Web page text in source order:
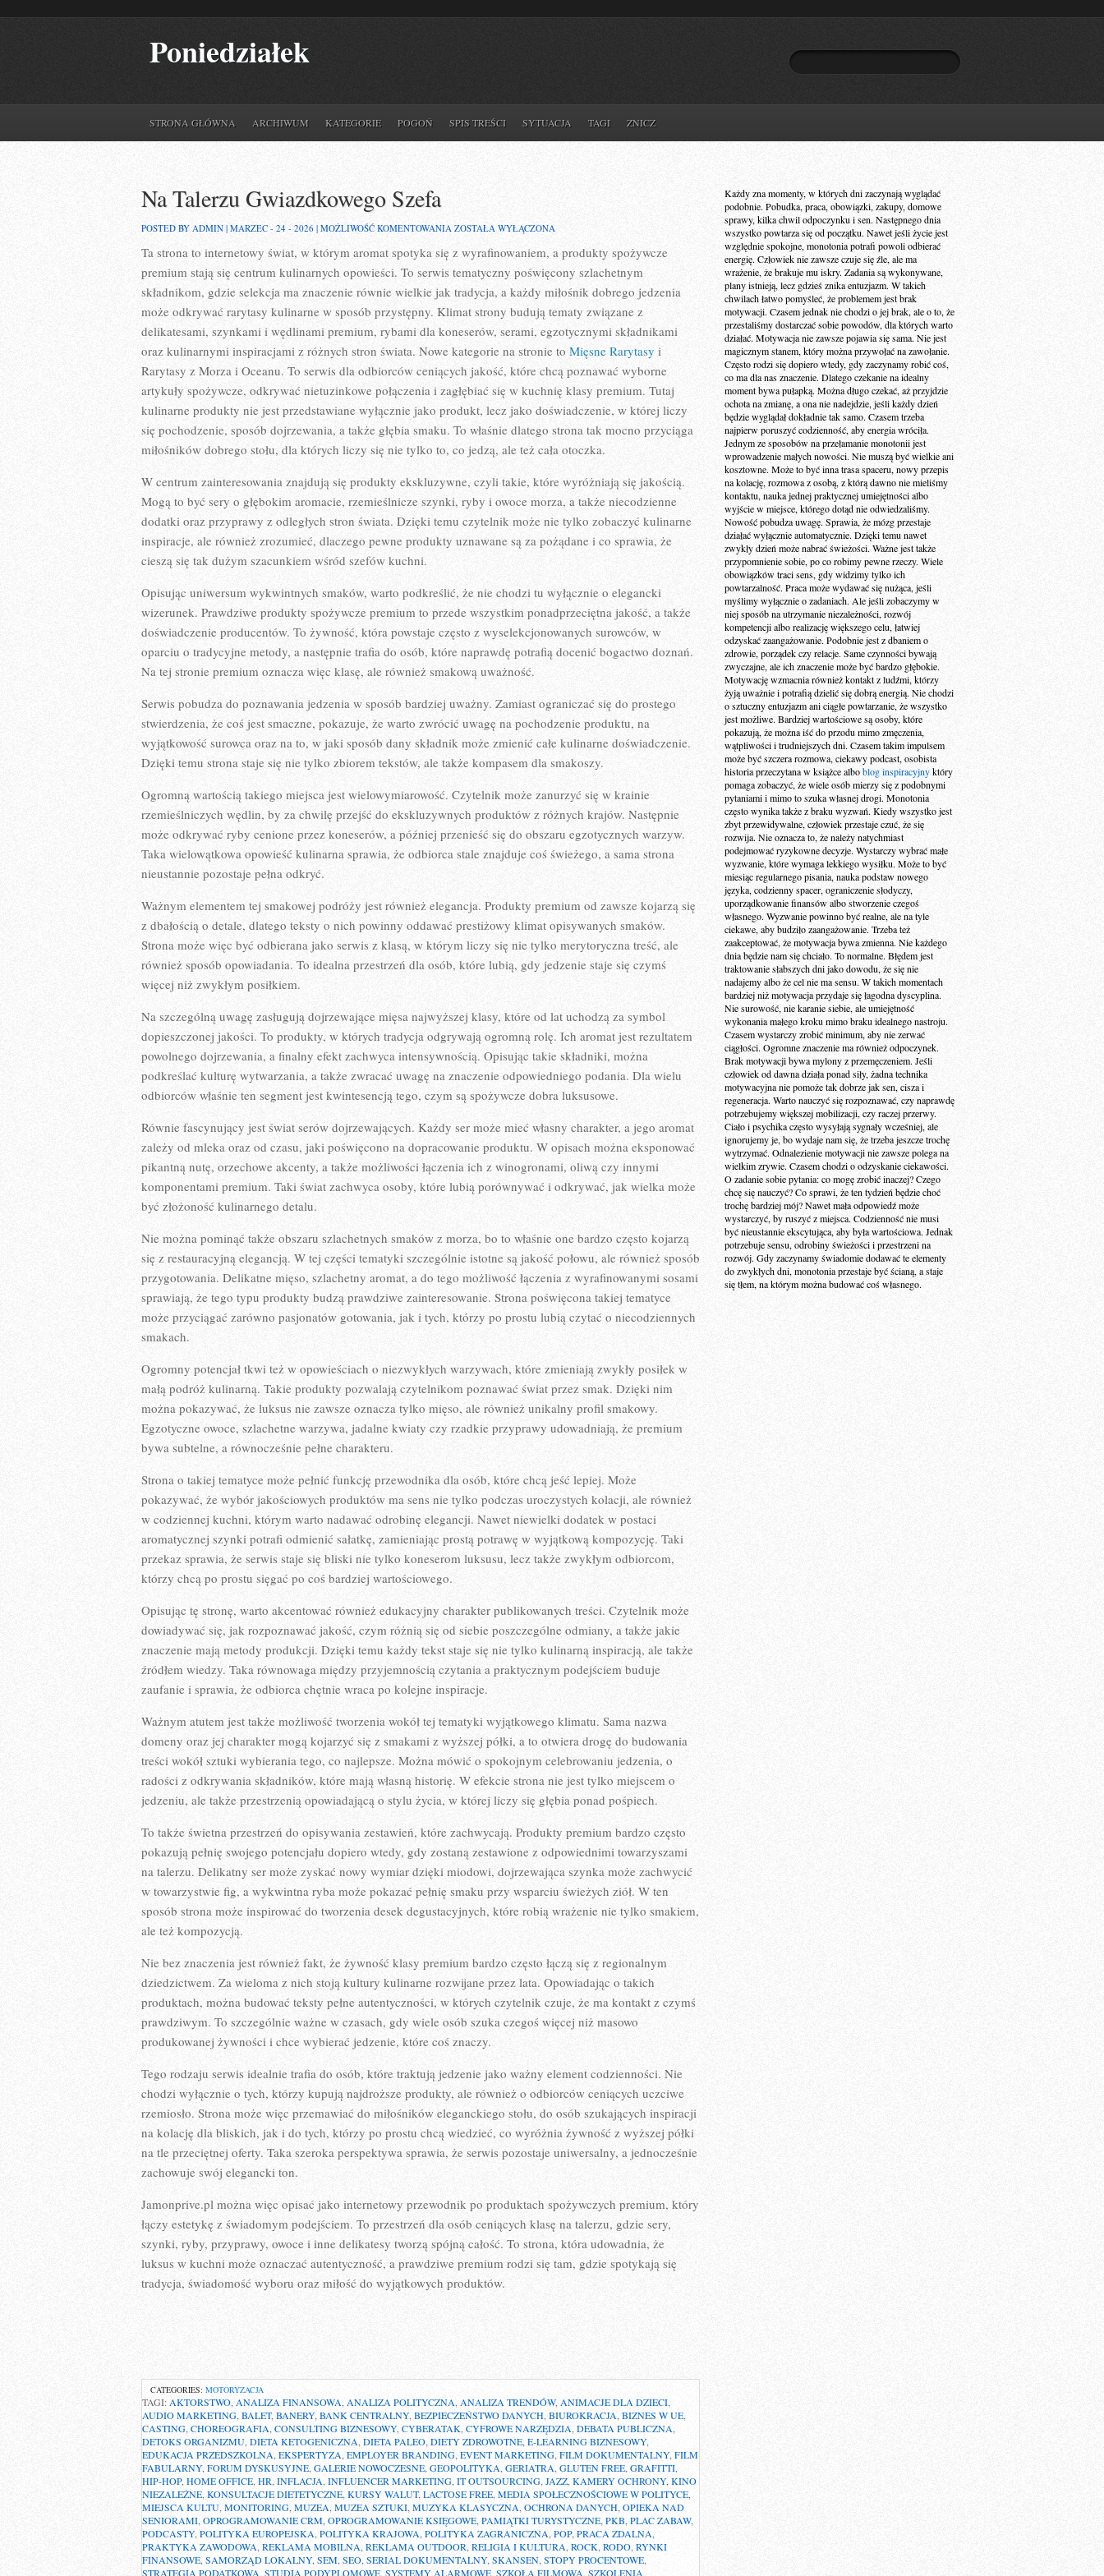
Poniedziałek
STRONA GŁÓWNA ARCHIWUM KATEGORIE POGOŃ SPIS TREŚCI SYTUACJA TAGI ZNICZ
Na Talerzu Gwiazdkowego Szefa
POSTED BY ADMIN | MARZEC - 24 - 2026 | MOŻLIWOŚĆ KOMENTOWANIA NA
GWIAZDKOWEGO
SZEFA
ZOSTAŁA WYŁĄCZONA
Ta strona to internetowy świat, w którym aromat spotyka się z wyrafinowaniem, a produkty spożywcze
premium stają się centrum kulinarnych opowieści. To serwis tematyczny poświęcony szlachetnym
składnikom, gdzie selekcja ma znaczenie równie wielkie jak tradycja, a każdy miłośnik dobrego jedzenia
może odkrywać rarytasy kulinarne w sposób przystępny. Klimat strony budują tematy związane z
delikatesami, szynkami i wędlinami premium, rybami dla koneserów, serami, egzotycznymi składnikami
oraz kulinarnymi inspiracjami z różnych stron świata. Nowe kategorie na stronie to Mięsne Rarytasy i
Rarytasy z Morza i Oceanu. To serwis dla odbiorców ceniących jakość, które chcą poznawać wyborne
artykuły spożywcze, odkrywać nietuzinkowe połączenia i zagłębiać się w kuchnię klasy premium. Tutaj
kulinarne produkty nie jest przedstawiane wyłącznie jako produkt, lecz jako doświadczenie, w której liczy
się pochodzenie, sposób dojrzewania, a także głębia smaku. To właśnie dlatego strona tak mocno przyciąga
miłośników dobrego stołu, dla których liczy się nie tylko to, co jedzą, ale też cała otoczka.
W centrum zainteresowania znajdują się produkty ekskluzywne, czyli takie, które wyróżniają się jakością.
Mogą to być sery o głębokim aromacie, rzemieślnicze szynki, ryby i owoce morza, a także niecodzienne
dodatki oraz przyprawy z odległych stron świata. Dzięki temu czytelnik może nie tylko zobaczyć kulinarne
inspiracje, ale również zrozumieć, dlaczego pewne produkty uznawane są za pożądane i co sprawia, że
cieszą się tak dużym szacunkiem wśród szefów kuchni.
Opisując uniwersum wykwintnych smaków, warto podkreślić, że nie chodzi tu wyłącznie o elegancki
wizerunek. Prawdziwe produkty spożywcze premium to przede wszystkim ponadprzeciętna jakość, a także
doświadczenie producentów. To żywność, która powstaje często z wyselekcjonowanych surowców, w
oparciu o tradycyjne metody, a następnie trafia do osób, które naprawdę potrafią docenić bogactwo doznań.
Na tej stronie premium oznacza więc klasę, ale również smakową uważność.
Serwis pobudza do poznawania jedzenia w sposób bardziej uważny. Zamiast ograniczać się do prostego
stwierdzenia, że coś jest smaczne, pokazuje, że warto zwrócić uwagę na pochodzenie produktu, na
wyjątkowość surowca oraz na to, w jaki sposób dany składnik może zmienić całe kulinarne doświadczenie.
Dzięki temu strona staje się nie tylko zbiorem tekstów, ale także kompasem dla smakoszy.
Ogromną wartością takiego miejsca jest wielowymiarowość. Czytelnik może zanurzyć się w krainie
rzemieślniczych wędlin, by za chwilę przejść do ekskluzywnych produktów z różnych krajów. Następnie
może odkrywać ryby cenione przez koneserów, a później przenieść się do obszaru egzotycznych warzyw.
Taka wielowątkowa opowieść kulinarna sprawia, że odbiorca stale znajduje coś świeżego, a sama strona
nieustannie pozostaje pełna odkryć.
Ważnym elementem tej smakowej podróży jest również elegancja. Produkty premium od zawsze kojarzą się
z dbałością o detale, dlatego teksty o nich powinny oddawać prestiżowy klimat opisywanych smaków.
Strona może więc być odbierana jako serwis z klasą, w którym liczy się nie tylko merytoryczna treść, ale
również sposób opowiadania. To idealna przestrzeń dla osób, które lubią, gdy jedzenie staje się czymś
więcej niż zwykłym posiłkiem.
Na szczególną uwagę zasługują dojrzewające mięsa najwyższej klasy, które od lat uchodzą za symbol
dopieszczonej jakości. To produkty, w których tradycja odgrywają ogromną rolę. Ich aromat jest rezultatem
powolnego dojrzewania, a finalny efekt zachwyca intensywnością. Opisując takie składniki, można
podkreślać kulturę wytwarzania, a także zwracać uwagę na znaczenie odpowiedniego podania. Dla wielu
odbiorców właśnie ten segment jest kwintesencją tego, czym są spożywcze dobra luksusowe.
Równie fascynujący jest świat serów dojrzewających. Każdy ser może mieć własny charakter, a jego aromat
zależy od mleka oraz od czasu, jaki poświęcono na dopracowanie produktu. W opisach można eksponować
pikantną nutę, orzechowe akcenty, a także możliwości łączenia ich z winogronami, oliwą czy innymi
komponentami premium. Taki świat zachwyca osoby, które lubią porównywać i odkrywać, jak wielka może
być złożoność kulinarnego detalu.
Nie można pominąć także obszaru szlachetnych smaków z morza, bo to właśnie one bardzo często kojarzą
się z restauracyjną elegancją. W tej części tematyki szczególnie istotne są jakość połowu, ale również sposób
przygotowania. Delikatne mięso, szlachetny aromat, a do tego możliwość łączenia z wyrafinowanymi sosami
sprawiają, że tego typu produkty budzą prawdziwe zainteresowanie. Strona poświęcona takiej tematyce
może przyciągać zarówno pasjonatów gotowania, jak i tych, którzy po prostu lubią czytać o niecodziennych
smakach.
Ogromny potencjał tkwi też w opowieściach o niezwykłych warzywach, które zmieniają zwykły posiłek w
małą podróż kulinarną. Takie produkty pozwalają czytelnikom poznawać świat przez smak. Dzięki nim
można pokazywać, że luksus nie zawsze oznacza tylko mięso, ale również unikalny profil smakowy.
Egzotyczne owoce, szlachetne warzywa, jadalne kwiaty czy rzadkie przyprawy udowadniają, że premium
bywa subtelne, a równocześnie pełne charakteru.
Strona o takiej tematyce może pełnić funkcję przewodnika dla osób, które chcą jeść lepiej. Może
pokazywać, że wybór jakościowych produktów ma sens nie tylko podczas uroczystych kolacji, ale również
w codziennej kuchni, którym warto nadawać odrobinę elegancji. Nawet niewielki dodatek w postaci
aromatycznej szynki potrafi odmienić sałatkę, zamieniając prostą potrawę w wyjątkową kompozycję. Taki
przekaz sprawia, że serwis staje się bliski nie tylko koneserom luksusu, lecz także zwykłym odbiorcom,
którzy chcą po prostu sięgać po coś bardziej wartościowego.
Opisując tę stronę, warto akcentować również edukacyjny charakter publikowanych treści. Czytelnik może
dowiadywać się, jak rozpoznawać jakość, czym różnią się od siebie poszczególne odmiany, a także jakie
znaczenie mają metody produkcji. Dzięki temu każdy tekst staje się nie tylko kulinarną inspiracją, ale także
źródłem wiedzy. Taka równowaga między przyjemnością czytania a praktycznym podejściem buduje
zaufanie i sprawia, że odbiorca chętnie wraca po kolejne inspiracje.
Ważnym atutem jest także możliwość tworzenia wokół tej tematyki wyjątkowego klimatu. Sama nazwa
domeny oraz jej charakter mogą kojarzyć się z smakami z wyższej półki, a to otwiera drogę do budowania
treści wokół sztuki wybierania tego, co najlepsze. Można mówić o spokojnym celebrowaniu jedzenia, o
radości z odkrywania składników, które mają własną historię. W efekcie strona nie jest tylko miejscem o
jedzeniu, ale także przestrzenią opowiadającą o stylu życia, w której liczy się głębia ponad pośpiech.
To także świetna przestrzeń do opisywania zestawień, które zachwycają. Produkty premium bardzo często
pokazują pełnię swojego potencjału dopiero wtedy, gdy zostaną zestawione z odpowiednimi towarzyszami
na talerzu. Delikatny ser może zyskać nowy wymiar dzięki miodowi, dojrzewająca szynka może zachwycić
w towarzystwie fig, a wykwintna ryba może pokazać pełnię smaku przy wsparciu świeżych ziół. W ten
sposób strona może inspirować do tworzenia desek degustacyjnych, które robią wrażenie nie tylko smakiem,
ale też kompozycją.
Nie bez znaczenia jest również fakt, że żywność klasy premium bardzo często łączą się z regionalnym
dziedzictwem. Za wieloma z nich stoją kultury kulinarne rozwijane przez lata. Opowiadając o takich
produktach, można budować teksty pełne autentyczności, w których czytelnik czuje, że ma kontakt z czymś
prawdziwym. To szczególnie ważne w czasach, gdy wiele osób szuka czegoś więcej niż masowo
produkowanej żywności i chce wybierać jedzenie, które coś znaczy.
Tego rodzaju serwis idealnie trafia do osób, które traktują jedzenie jako ważny element codzienności. Nie
chodzi wyłącznie o tych, którzy kupują najdroższe produkty, ale również o odbiorców ceniących uczciwe
rzemiosło. Strona może więc przemawiać do miłośników eleganckiego stołu, do osób szukających inspiracji
na kolację dla bliskich, jak i do tych, którzy po prostu chcą wiedzieć, co wyróżnia żywność z wyższej półki
na tle przeciętnej oferty. Taka szeroka perspektywa sprawia, że serwis pozostaje uniwersalny, a jednocześnie
zachowuje swój elegancki ton.
Jamonprive.pl można więc opisać jako internetowy przewodnik po produktach spożywczych premium, który
łączy estetykę z świadomym podejściem. To przestrzeń dla osób ceniących klasę na talerzu, gdzie sery,
szynki, ryby, przyprawy, owoce i inne delikatesy tworzą spójną całość. To strona, która udowadnia, że
luksus w kuchni może oznaczać autentyczność, a prawdziwe premium rodzi się tam, gdzie spotykają się
tradycja, świadomość wyboru oraz miłość do wyjątkowych produktów.
CATEGORIES: MOTORYZACJA
TAGI: AKTORSTWO ANALIZA FINANSOWA ANALIZA POLITYCZNA ANALIZA TRENDÓW, ANIMACJE DLA DZIECI
AUDIO MARKETING, BALET, BANERY, BANK CENTRALNY, BEZPIECZEŃSTWO DANYCH BIUROKRACJA BIZNES W UE,
CASTING, CHOREOGRAFIA, CONSULTING BIZNESOWY, CYBERATAK CYFROWE NARZĘDZIA DEBATA PUBLICZNA
DETOKS ORGANIZMU DIETA KETOGENICZNA, DIETA PALEO DIETY ZDROWOTNE E-LEARNING BIZNESOWY,
EDUKACJA PRZEDSZKOLNA, EKSPERTYZA EMPLOYER BRANDING EVENT MARKETING FILM DOKUMENTALNY, FILM
FABULARNY, FORUM DYSKUSYJNE GALERIE NOWOCZESNE GEOPOLITYKA GERIATRA GLUTEN FREE GRAFITTI
HIP-HOP, HOME OFFICE, HR INFLACJA, INFLUENCER MARKETING IT OUTSOURCING JAZZ KAMERY OCHRONY, KINO
NIEZALEŻNE, KONSULTACJE DIETETYCZNE KURSY WALUT, LACTOSE FREE, MEDIA SPOŁECZNOŚCIOWE W POLITYCE,
MIEJSCA KULTU MONITORING MUZEA MUZEA SZTUKI MUZYKA KLASYCZNA, OCHRONA DANYCH OPIEKA NAD
SENIORAMI OPROGRAMOWANIE CRM OPROGRAMOWANIE KSIĘGOWE, PAMIĄTKI TURYSTYCZNE PKB PLAC ZABAW,
PODCASTY, POLITYKA EUROPEJSKA POLITYKA KRAJOWA POLITYKA ZAGRANICZNA POP, PRACA ZDALNA
PRAKTYKA ZAWODOWA REKLAMA MOBILNA, REKLAMA OUTDOOR RELIGIA I KULTURA, ROCK, RODO RYNKI
FINANSOWE, SAMORZĄD LOKALNY, SEM, SEO SERIAL DOKUMENTALNY, SKANSEN STOPY PROCENTOWE
STRATEGIA PODATKOWA STUDIA PODYPLOMOWE SYSTEMY ALARMOWE SZKOŁA FILMOWA SZKOLENIA
Każdy zna momenty, w których dni zaczynają wyglądać
podobnie. Pobudka, praca, obowiązki, zakupy, domowe
sprawy, kilka chwil odpoczynku i sen. Następnego dnia
wszystko powtarza się od początku. Nawet jeśli życie jest
względnie spokojne, monotonia potrafi powoli odbierać
energię. Człowiek nie zawsze czuje się źle, ale ma
wrażenie, że brakuje mu iskry. Zadania są wykonywane,
plany istnieją, lecz gdzieś znika entuzjazm. W takich
chwilach łatwo pomyśleć, że problemem jest brak
motywacji. Czasem jednak nie chodzi o jej brak, ale o to, że
przestaliśmy dostarczać sobie powodów, dla których warto
działać. Motywacja nie zawsze pojawia się sama. Nie jest
magicznym stanem, który można przywołać na zawołanie.
Często rodzi się dopiero wtedy, gdy zaczynamy robić coś,
co ma dla nas znaczenie. Dlatego czekanie na idealny
moment bywa pułapką. Można długo czekać, aż przyjdzie
ochota na zmianę, a ona nie nadejdzie, jeśli każdy dzień
będzie wyglądał dokładnie tak samo. Czasem trzeba
najpierw poruszyć codzienność, aby energia wróciła.
Jednym ze sposobów na przełamanie monotonii jest
wprowadzenie małych nowości. Nie muszą być wielkie ani
kosztowne. Może to być inna trasa spaceru, nowy przepis
na kolację, rozmowa z osobą, z którą dawno nie mieliśmy
kontaktu, nauka jednej praktycznej umiejętności albo
wyjście w miejsce, którego dotąd nie odwiedzaliśmy.
Nowość pobudza uwagę. Sprawia, że mózg przestaje
działać wyłącznie automatycznie. Dzięki temu nawet
zwykły dzień może nabrać świeżości. Ważne jest także
przypomnienie sobie, po co robimy pewne rzeczy. Wiele
obowiązków traci sens, gdy widzimy tylko ich
powtarzalność. Praca może wydawać się nużąca, jeśli
myślimy wyłącznie o zadaniach. Ale jeśli zobaczymy w
niej sposób na utrzymanie niezależności, rozwój
kompetencji albo realizację większego celu, łatwiej
odzyskać zaangażowanie. Podobnie jest z dbaniem o
zdrowie, porządek czy relacje. Same czynności bywają
zwyczajne, ale ich znaczenie może być bardzo głębokie.
Motywację wzmacnia również kontakt z ludźmi, którzy
żyją uważnie i potrafią dzielić się dobrą energią. Nie chodzi
o sztuczny entuzjazm ani ciągłe powtarzanie, że wszystko
jest możliwe. Bardziej wartościowe są osoby, które
pokazują, że można iść do przodu mimo zmęczenia,
wątpliwości i trudniejszych dni. Czasem takim impulsem
może być szczera rozmowa, ciekawy podcast, osobista
historia przeczytana w książce alboblog inspiracyjnyktóry
pomaga zobaczyć, że wiele osób mierzy się z podobnymi
pytaniami i mimo to szuka własnej drogi. Monotonia
często wynika także z braku wyzwań. Kiedy wszystko jest
zbyt przewidywalne, człowiek przestaje czuć, że się
rozwija. Nie oznacza to, że należy natychmiast
podejmować ryzykowne decyzje. Wystarczy wybrać małe
wyzwanie, które wymaga lekkiego wysiłku. Może to być
miesiąc regularnego pisania, nauka podstaw nowego
języka, codzienny spacer, ograniczenie słodyczy,
uporządkowanie finansów albo stworzenie czegoś
własnego. Wyzwanie powinno być realne, ale na tyle
ciekawe, aby budziło zaangażowanie. Trzeba też
zaakceptować, że motywacja bywa zmienna. Nie każdego
dnia będzie nam się chciało. To normalne. Błędem jest
traktowanie słabszych dni jako dowodu, że się nie
nadajemy albo że cel nie ma sensu. W takich momentach
bardziej niż motywacja przydaje się łagodna dyscyplina.
Nie surowość, nie karanie siebie, ale umiejętność
wykonania małego kroku mimo braku idealnego nastroju.
Czasem wystarczy zrobić minimum, aby nie zerwać
ciągłości. Ogromne znaczenie ma również odpoczynek.
Brak motywacji bywa mylony z przemęczeniem. Jeśli
człowiek od dawna działa ponad siły, żadna technika
motywacyjna nie pomoże tak dobrze jak sen, cisza i
regeneracja. Warto nauczyć się rozpoznawać, czy naprawdę
potrzebujemy większej mobilizacji, czy raczej przerwy.
Ciało i psychika często wysyłają sygnały wcześniej, ale
ignorujemy je, bo wydaje nam się, że trzeba jeszcze trochę
wytrzymać. Odnalezienie motywacji nie zawsze polega na
wielkim zrywie. Czasem chodzi o odzyskanie ciekawości.
O zadanie sobie pytania: co mogę zrobić inaczej? Czego
chcę się nauczyć? Co sprawi, że ten tydzień będzie choć
trochę bardziej mój? Nawet mała odpowiedź może
wystarczyć, by ruszyć z miejsca. Codzienność nie musi
być nieustannie ekscytująca, aby była wartościowa. Jednak
potrzebuje sensu, odrobiny świeżości i przestrzeni na
rozwój. Gdy zaczynamy świadomie dodawać te elementy
do zwykłych dni, monotonia przestaje być ścianą, a staje
się tłem, na którym można budować coś własnego.